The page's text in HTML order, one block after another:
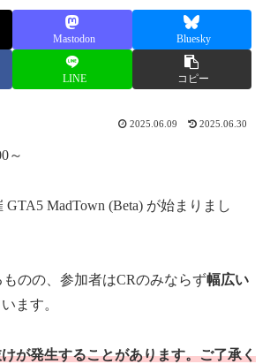
Mastodon Bluesky
LINE コピー
2025.06.09 2025.06.30
～
GTA5 MadTown (Beta) が始まりまし
のの、参加者はCRのみならず幅広い
ます。
が発生することがあります。ご了承く